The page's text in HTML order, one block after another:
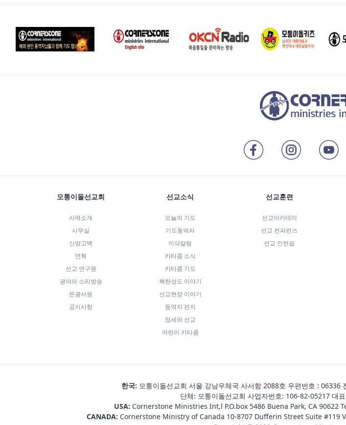
모퉁이돌선교회
사역소개
사무실
신앙고백
연혁
선교 연구원
광야의 소리방송
문광서원
공지사항
선교소식
오늘의 기도
기도동역자
이삭칼럼
카타콤 소식
카타콤 기도
북한성도 이야기
선교현장 이야기
동역자 편지
정세와 선교
어린이 카타콤
선교훈련
선교아카데미
선교 컨퍼런스
선교 인턴쉽
한국: 모퉁이돌선교회 서울 강남우체국 사서함 2088호 우편번호 : 06336
단체: 모퉁이돌선교회 사업자번호: 106-82-05217 대
USA: Cornerstone Ministries Int,l P.O.box 5486 Buena Park, CA 90622
CANADA: Cornerstone Ministry of Canada 10-8707 Dufferin Street Suite #119